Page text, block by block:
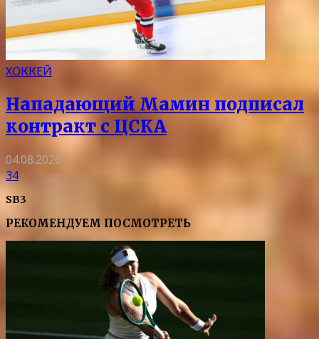
ХОККЕЙ
Нападающий Мамин подписал
контракт с ЦСКА
04.08.2026
34
SB3
РЕКОМЕНДУЕМ ПОСМОТРЕТЬ